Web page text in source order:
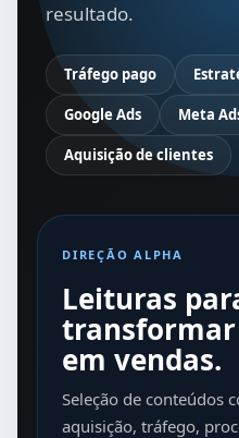
resultado.
Tráfego pago
Google Ads Meta
Aquisição de clientes
DIREÇÃO ALPHA
Leituras
em vendas.
Seleção de conteúdos
aquisição, tráfego,